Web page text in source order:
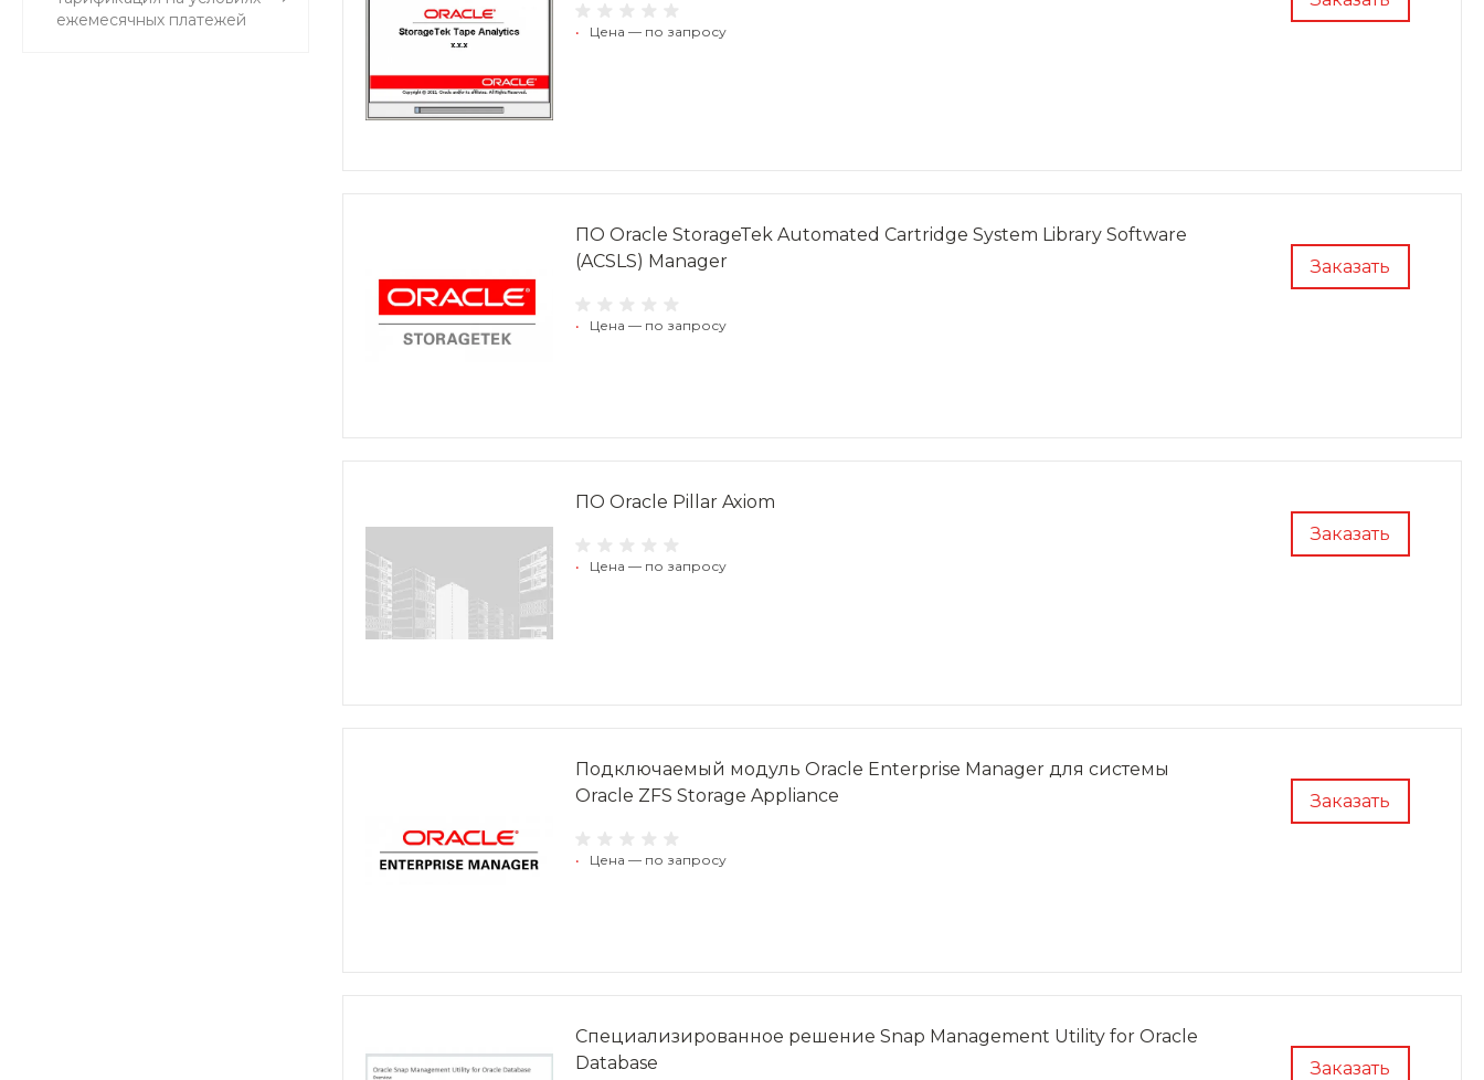
ежемесячных платежей
• Цена — по запросу
Заказать
ПО Oracle StorageTek Automated Cartridge System Library Software
(ACSLS) Manager
• Цена — по запросу
Заказать
ПО Oracle Pillar Axiom
• Цена — по запросу
Заказать
Подключаемый модуль Oracle Enterprise Manager для системы
Oracle ZFS Storage Appliance
• Цена — по запросу
Заказать
Специализированное решение Snap Management Utility for Oracle
Database